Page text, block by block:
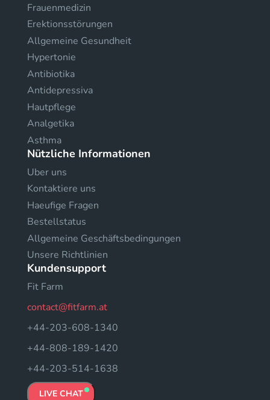
Frauenmedizin
Erektionsstörungen
Allgemeine Gesundheit
Hypertonie
Antibiotika
Antidepressiva
Hautpflege
Analgetika
Asthma
Nützliche Informationen
Uber uns
Kontaktiere uns
Haeufige Fragen
Bestellstatus
Allgemeine Geschäftsbedingungen
Unsere Richtlinien
Kundensupport
Fit Farm
contact@fitfarm.at
+44-203-608-1340
+44-808-189-1420
+44-203-514-1638
LIVE CHAT